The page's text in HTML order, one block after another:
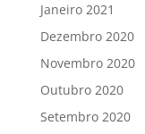
Janeiro 2021
Dezembro 2020
Novembro 2020
Outubro 2020
Setembro 2020